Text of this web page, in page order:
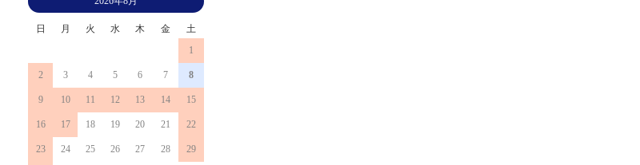
日 月 火 水 木 金
土
1
2 3 4 5 6 7 8
9 10 11 12 13 14 15
16 17 18 19 20 21 22
23 24 25 26 27 28 29